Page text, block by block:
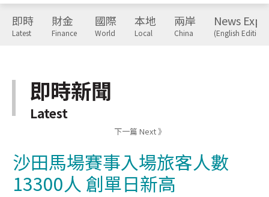
即時
Latest
財金
Finance
國際
World
本地
Local
兩岸
China
News
(English Edition)
即時新聞
Latest
下一篇 Next 》
沙田馬場賽事入場旅客人數
13300人 創單日新高